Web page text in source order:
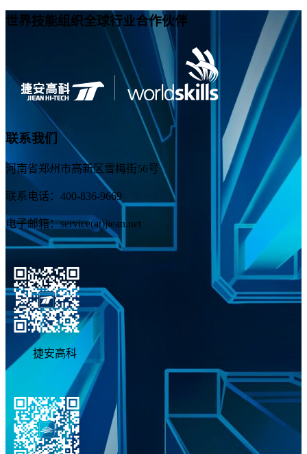
世界技能组织全球行业合作伙伴
联系我们
河南省郑州市高新区雪梅街56号
联系电话：400-836-9669
电子邮箱：service(at)jiean.net
捷安高科